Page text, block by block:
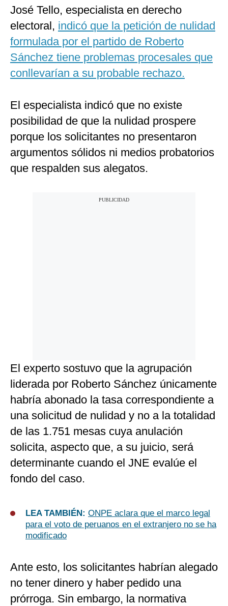
José Tello, especialista en derecho
electoral, indicó que la petición de nulidad
formulada por el partido de Roberto
Sánchez tiene problemas procesales que
conllevarían a su probable rechazo.
El especialista indicó que no existe
posibilidad de que la nulidad prospere
porque los solicitantes no presentaron
argumentos sólidos ni medios probatorios
que respalden sus alegatos.
El experto sostuvo que la agrupación
liderada por Roberto Sánchez únicamente
habría abonado la tasa correspondiente a
una solicitud de nulidad y no a la totalidad
de las 1.751 mesas cuya anulación
solicita, aspecto que, a su juicio, será
determinante cuando el JNE evalúe el
fondo del caso.
LEA TAMBIÉN: ONPE aclara que el marco legal
para el voto de peruanos en el extranjero no se ha
modificado
Ante esto, los solicitantes habrían alegado
no tener dinero y haber pedido una
prórroga. Sin embargo, la normativa